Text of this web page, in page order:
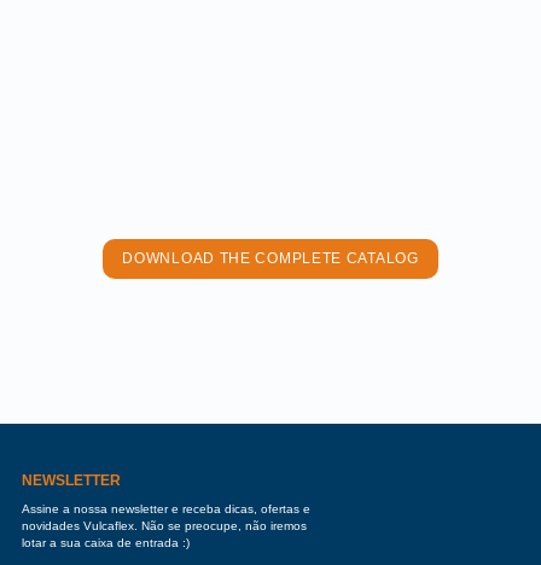
DOWNLOAD THE COMPLETE CATALOG
NEWSLETTER
Assine a nossa newsletter e receba dicas, ofertas e
novidades Vulcaflex. Não se preocupe, não iremos
lotar a sua caixa de entrada :)